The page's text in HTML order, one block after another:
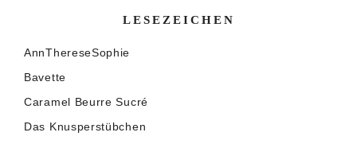
LESEZEICHEN
AnnThereseSophie
Bavette
Caramel Beurre Sucré
Das Knusperstübchen